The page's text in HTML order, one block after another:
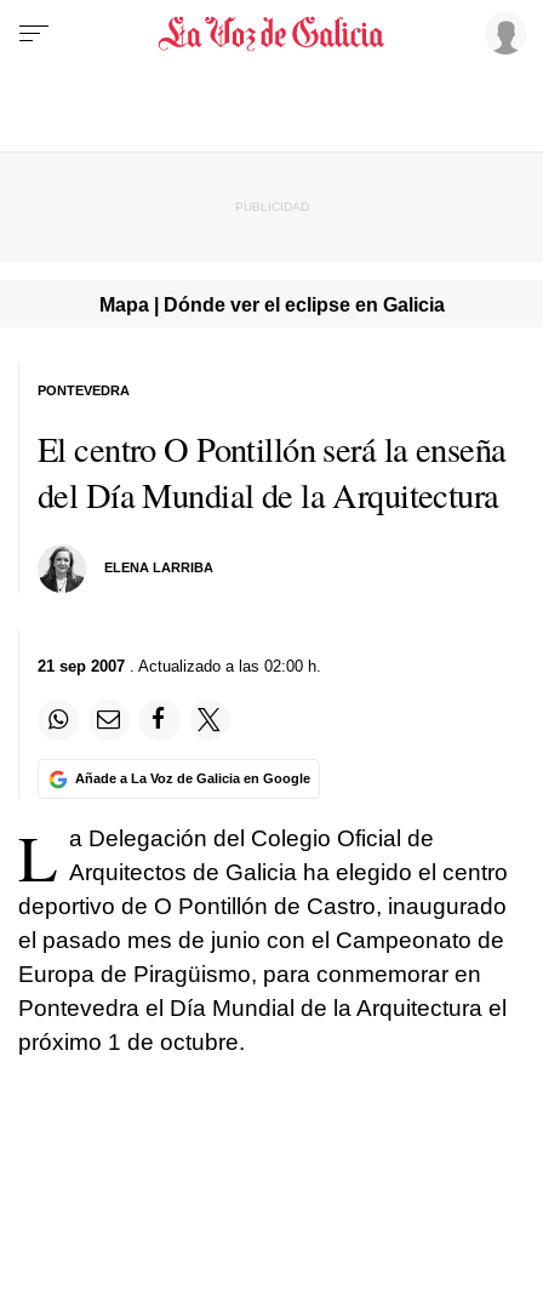
Mapa | Dónde ver el eclipse en Galicia
El centro O Pontillón será la enseña
del Día Mundial de la Arquitectura
ELENA LARRIBA
PONTEVEDRA
21 sep 2007 . Actualizado a las 02:00 h.
Añade a La Voz de Galicia en Google
L a Delegación del Colegio Oficial de
Arquitectos de Galicia ha elegido el centro
deportivo de O Pontillón de Castro, inaugurado
el pasado mes de junio con el Campeonato de
Europa de Piragüismo, para conmemorar en
Pontevedra el Día Mundial de la Arquitectura el
próximo 1 de octubre.